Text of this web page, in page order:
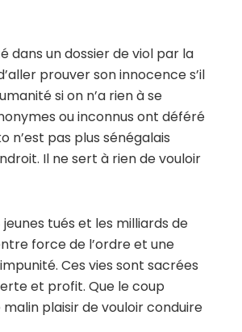
dans un dossier de viol par la
prouver son innocence s’il
si on n’a rien à se
ou inconnus ont déféré
n’est pas plus sénégalais
Il ne sert à rien de vouloir
jeunes tués et les milliards de
force de l’ordre et une
Ces vies sont sacrées
et profit. Que le coup
plaisir de vouloir conduire